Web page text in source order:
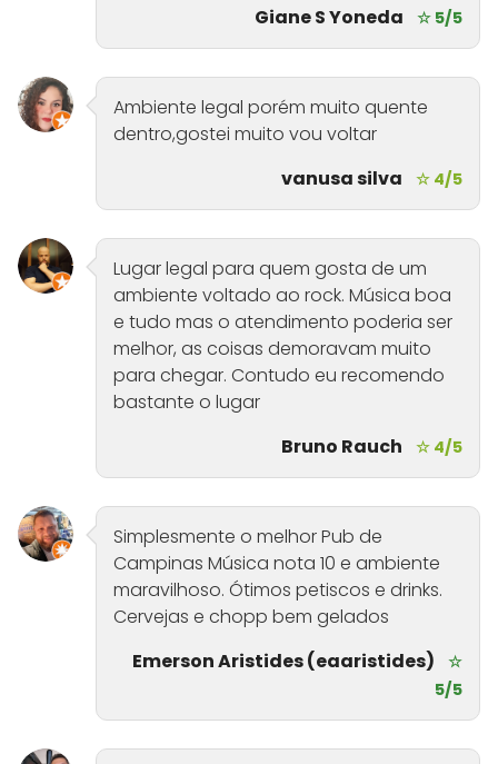
Giane S Yoneda
☆ 5/5
Ambiente legal porém muito quente
dentro,gostei muito vou voltar
vanusa silva
☆ 4/5
Lugar legal para quem gosta de um
ambiente voltado ao rock. Música boa
e tudo mas o atendimento poderia ser
melhor, as coisas demoravam muito
para chegar. Contudo eu recomendo
bastante o lugar
Bruno Rauch
☆ 4/5
Simplesmente o melhor Pub de
Campinas Música nota 10 e ambiente
maravilhoso. Ótimos petiscos e drinks.
Cervejas e chopp bem gelados
Emerson Aristides (eaaristides)
☆
5/5